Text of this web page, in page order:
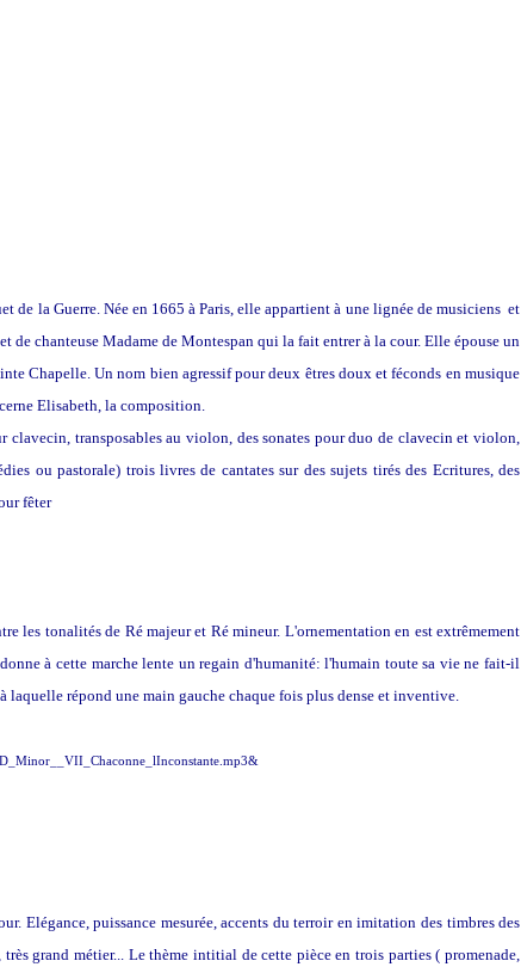
de la Guerre. Née en 1665 à Paris, elle appartient à une lignée de musiciens et
chanteuse Madame de Montespan qui la fait entrer à la cour. Elle épouse un
Chapelle. Un nom bien agressif pour deux êtres doux et féconds en musique
Elisabeth, la composition.
clavecin, transposables au violon, des sonates pour duo de clavecin et violon,
ou pastorale) trois livres de cantates sur des sujets tirés des Ecritures, des
fêter
les tonalités de Ré majeur et Ré mineur. L'ornementation en est extrêmement
à cette marche lente un regain d'humanité: l'humain toute sa vie ne fait-il
laquelle répond une main gauche chaque fois plus dense et inventive.
Elégance, puissance mesurée, accents du terroir en imitation des timbres des
grand métier... Le thème intitial de cette pièce en trois parties ( promenade,